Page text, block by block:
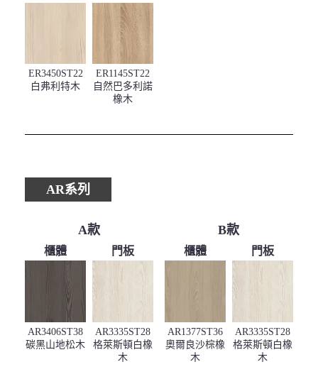
ER3450ST22
白弗利特木
ER1145ST22
自然巴多利諾
橡木
AR系列
A款
櫃體
AR3406ST38
碳黑山地松木
門板
AR3335ST28
格萊斯頓白橡
木
B款
櫃體
AR1377ST36
奧爾良沙棕橡
木
門板
AR3335ST28
格萊斯頓白橡
木